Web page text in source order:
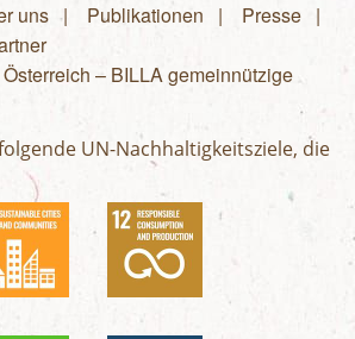
uns Publikationen
Presse
– BILLA gemeinnützige
UN-Nachhaltigkeitsziele, die